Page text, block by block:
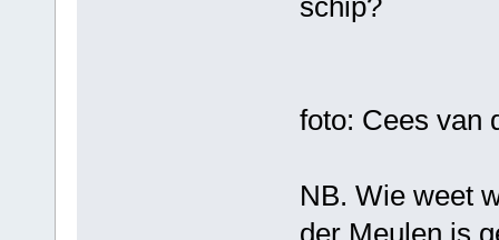
foto: Cees van
NB. Wie weet
der Meulen is